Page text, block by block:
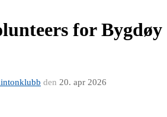
for Bygdøy
den 20. apr 2026